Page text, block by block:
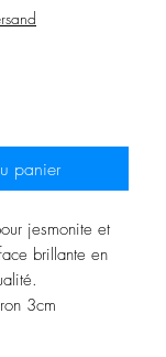
panier
jesmonite et
brillante en
3cm